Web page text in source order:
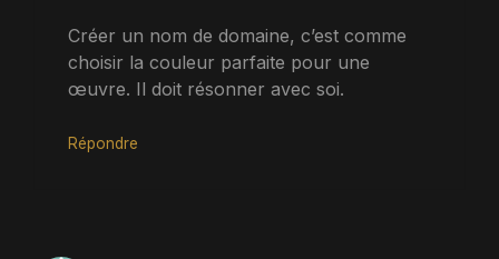
Créer un nom de domaine, c’est comme
choisir la couleur parfaite pour une
œuvre. Il doit résonner avec soi.
Répondre